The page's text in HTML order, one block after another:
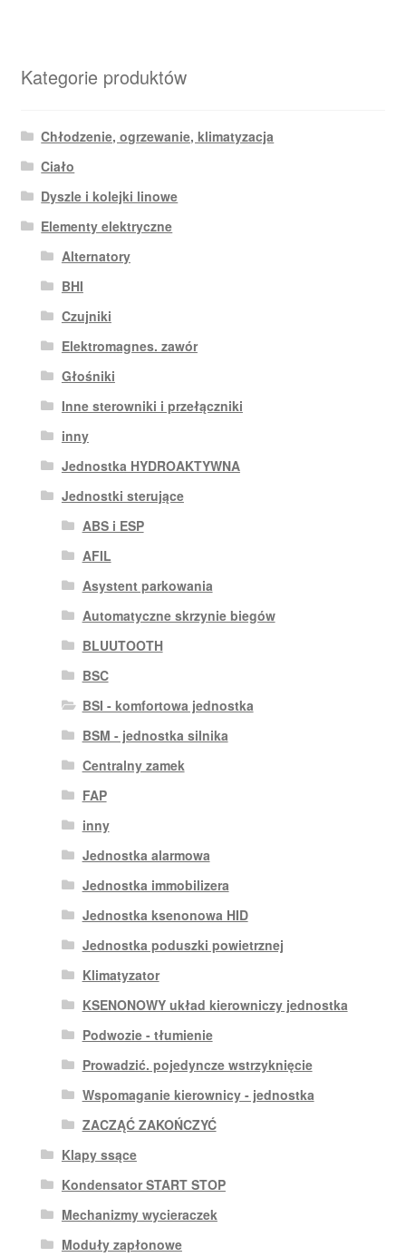
Kategorie produktów
Chłodzenie, ogrzewanie, klimatyzacja
Ciało
Dyszle i kolejki linowe
Elementy elektryczne
Alternatory
BHI
Czujniki
Elektromagnes. zawór
Głośniki
Inne sterowniki i przełączniki
inny
Jednostka HYDROAKTYWNA
Jednostki sterujące
ABS i ESP
AFIL
Asystent parkowania
Automatyczne skrzynie biegów
BLUUTOOTH
BSC
BSI - komfortowa jednostka
BSM - jednostka silnika
Centralny zamek
FAP
inny
Jednostka alarmowa
Jednostka immobilizera
Jednostka ksenonowa HID
Jednostka poduszki powietrznej
Klimatyzator
KSENONOWY układ kierowniczy jednostka
Podwozie - tłumienie
Prowadzić. pojedyncze wstrzyknięcie
Wspomaganie kierownicy - jednostka
ZACZĄĆ ZAKOŃCZYĆ
Klapy ssące
Kondensator START STOP
Mechanizmy wycieraczek
Moduły zapłonowe